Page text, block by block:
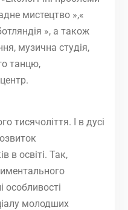
мистецтво »,«
», а також
музична студія,
танцю,
тисячоліття. І в дусі
в освіті. Так,
особливості
молодших